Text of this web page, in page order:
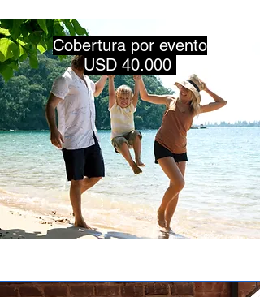
Cobertura por evento
USD 40.000